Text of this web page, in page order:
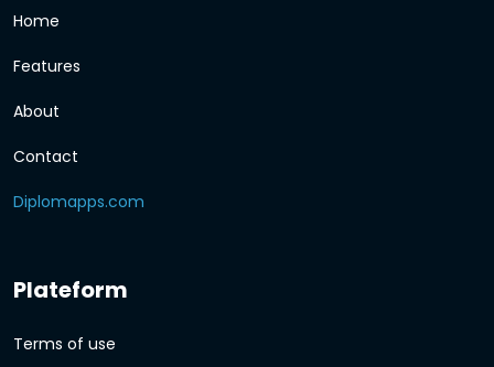
Home
Features
About
Contact
Diplomapps.com
Plateform
Terms of use